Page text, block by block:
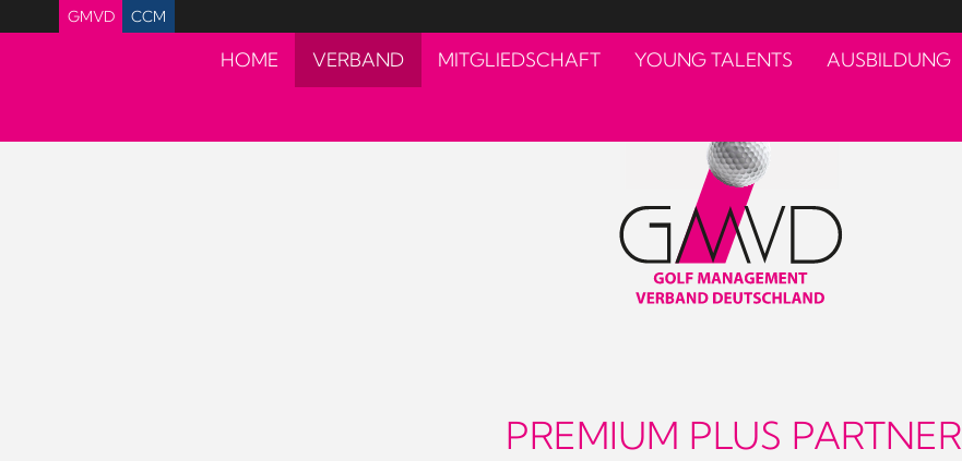
GMVD CCM
HOME VERBAND MITGLIEDSCHAFT YOUNG TALENTS AUSBILDUNG
PREMIUM PLUS PARTNER